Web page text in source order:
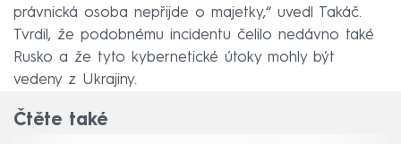
právnická osoba nepřijde o majetky,“ uvedl Takáč.
Tvrdil, že podobnému incidentu čelilo nedávno také
Rusko a že tyto kybernetické útoky mohly být
vedeny z Ukrajiny.
Čtěte také